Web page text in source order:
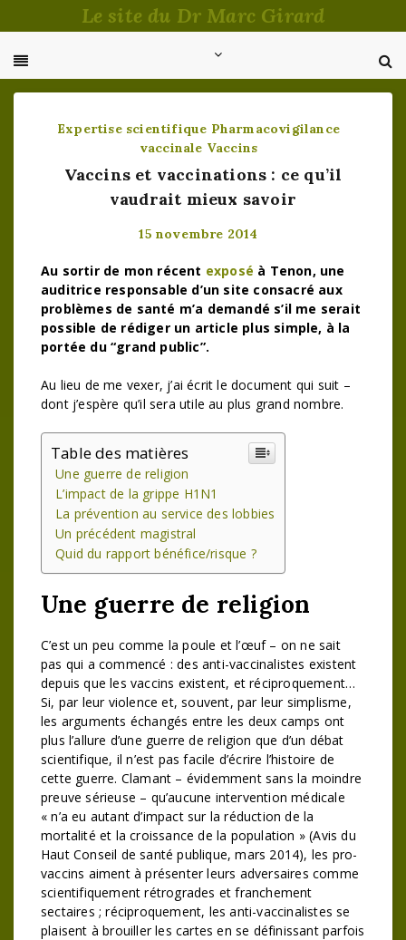
au
Le site du Dr Marc Girard
Expertise scientifique Pharmacovigilance
vaccinale Vaccins
Vaccins et vaccinations : ce qu’il
vaudrait mieux savoir
15 novembre 2014
Au sortir de mon récent exposé à Tenon, une
auditrice responsable d’un site consacré aux
problèmes de santé m’a demandé s’il me serait
possible de rédiger un article plus simple, à la
portée du “grand public”.
Au lieu de me vexer, j’ai écrit le document qui suit –
dont j’espère qu’il sera utile au plus grand nombre.
Table des matières
Une guerre de religion
L’impact de la grippe H1N1
La prévention au service des lobbies
Un précédent magistral
Quid du rapport bénéfice/risque ?
Une guerre de religion
C’est un peu comme la poule et l’œuf – on ne sait
pas qui a commencé : des anti-vaccinalistes existent
depuis que les vaccins existent, et réciproquement…
Si, par leur violence et, souvent, par leur simplisme,
les arguments échangés entre les deux camps ont
plus l’allure d’une guerre de religion que d’un débat
scientifique, il n’est pas facile d’écrire l’histoire de
cette guerre. Clamant – évidemment sans la moindre
preuve sérieuse – qu’aucune intervention médicale
« n’a eu autant d’impact sur la réduction de la
mortalité et la croissance de la population » (Avis du
Haut Conseil de santé publique, mars 2014), les pro-
vaccins aiment à présenter leurs adversaires comme
scientifiquement rétrogrades et franchement
sectaires ; réciproquement, les anti-vaccinalistes se
plaisent à brouiller les cartes en se définissant parfois